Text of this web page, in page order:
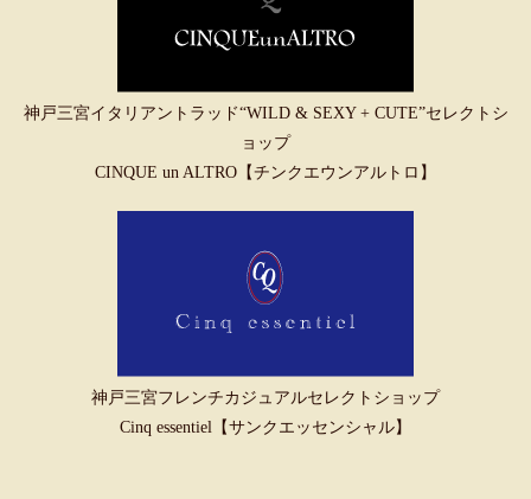
神戸三宮イタリアントラッド“WILD & SEXY + CUTE”セレクトシ
ョップ
CINQUE un ALTRO【チンクエウンアルトロ】
神戸三宮フレンチカジュアルセレクトショップ
Cinq essentiel【サンクエッセンシャル】